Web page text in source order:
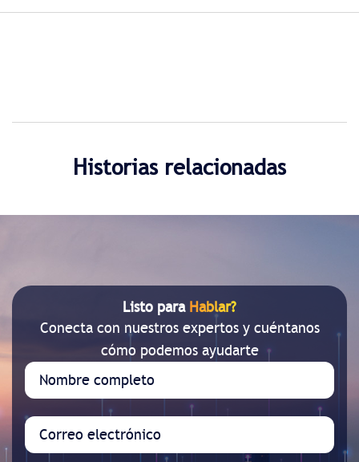
Historias relacionadas
Listo para Hablar?
Conecta con nuestros expertos y cuéntanos
cómo podemos ayudarte